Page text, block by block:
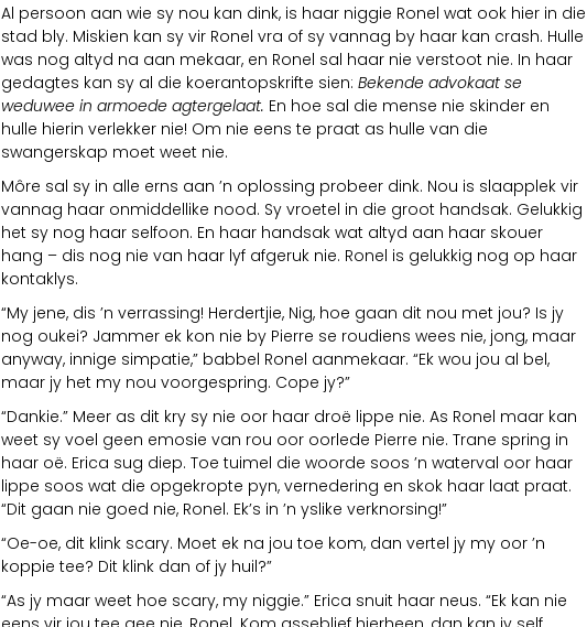
Al persoon aan wie sy nou kan dink, is haar niggie Ronel wat ook hier in die
stad bly. Miskien kan sy vir Ronel vra of sy vannag by haar kan crash. Hulle
was nog altyd na aan mekaar, en Ronel sal haar nie verstoot nie. In haar
gedagtes kan sy al die koerantopskrifte sien: Bekende advokaat se
weduwee in armoede agtergelaat. En hoe sal die mense nie skinder en
hulle hierin verlekker nie! Om nie eens te praat as hulle van die
swangerskap moet weet nie.
Môre sal sy in alle erns aan ’n oplossing probeer dink. Nou is slaapplek vir
vannag haar onmiddellike nood. Sy vroetel in die groot handsak. Gelukkig
het sy nog haar selfoon. En haar handsak wat altyd aan haar skouer
hang – dis nog nie van haar lyf afgeruk nie. Ronel is gelukkig nog op haar
kontaklys.
“My jene, dis ’n verrassing! Herdertjie, Nig, hoe gaan dit nou met jou? Is jy
nog oukei? Jammer ek kon nie by Pierre se roudiens wees nie, jong, maar
anyway, innige simpatie,” babbel Ronel aanmekaar. “Ek wou jou al bel,
maar jy het my nou voorgespring. Cope jy?”
“Dankie.” Meer as dit kry sy nie oor haar droë lippe nie. As Ronel maar kan
weet sy voel geen emosie van rou oor oorlede Pierre nie. Trane spring in
haar oë. Erica sug diep. Toe tuimel die woorde soos ’n waterval oor haar
lippe soos wat die opgekropte pyn, vernedering en skok haar laat praat.
“Dit gaan nie goed nie, Ronel. Ek’s in ’n yslike verknorsing!”
“Oe-oe, dit klink scary. Moet ek na jou toe kom, dan vertel jy my oor ’n
koppie tee? Dit klink dan of jy huil?”
“As jy maar weet hoe scary, my niggie.” Erica snuit haar neus. “Ek kan nie